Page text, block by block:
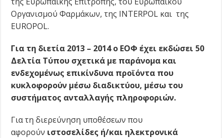
Οργανισμού Φαρμάκων, της INTERPOL και της
EUROPOL.
Για τη διετία 2013 – 2014 ο ΕΟΦ έχει εκδώσει 50
Δελτία Τύπου σχετικά με παράνομα και
ενδεχομένως επικίνδυνα προϊόντα που
κυκλοφορούν μέσω διαδικτύου, μέσω του
συστήματος ανταλλαγής πληροφοριών.
Για τη διερεύνηση υποθέσεων που
αφορούν ιστοσελίδες ή/και ηλεκτρονικά